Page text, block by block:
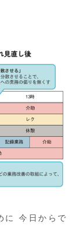
に 今日からで